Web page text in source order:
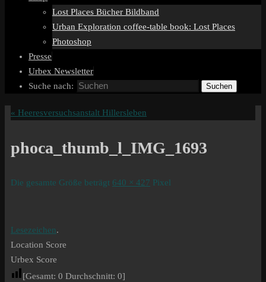
Lost Places Bücher Bildband
Urban Exploration coffee-table book: Lost Places
Photoshop
Presse
Urbex Newsletter
Suche nach:
Suchen
« Heeresversuchsanstalt Hillersleben
phoca_thumb_l_IMG_1693
Die gesamte Größe beträgt 640 × 427 Pixel
Lesezeichen.
Location Score
Urbex Score
[Gesamt: 0 Durchschnitt: 0]